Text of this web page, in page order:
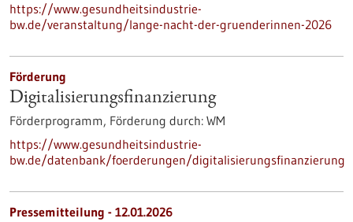
https://www.gesundheitsindustrie-
bw.de/veranstaltung/lange-nacht-der-gruenderinnen-2026
Förderung
Digitalisierungs­finanzierung
Förderprogramm, Förderung durch: WM
https://www.gesundheitsindustrie-
bw.de/datenbank/foerderungen/digitalisierungsfinanzierung
Pressemitteilung - 12.01.2026